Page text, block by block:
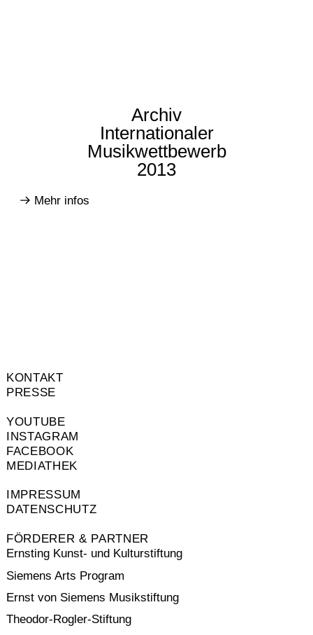
Archiv
Internationaler
Musikwettbewerb
2013
Mehr infos
KONTAKT
PRESSE
YOUTUBE
INSTAGRAM
FACEBOOK
MEDIATHEK
IMPRESSUM
DATENSCHUTZ
FÖRDERER & PARTNER
Ernsting Kunst- und Kulturstiftung
Siemens Arts Program
Ernst von Siemens Musikstiftung
Theodor-Rogler-Stiftung